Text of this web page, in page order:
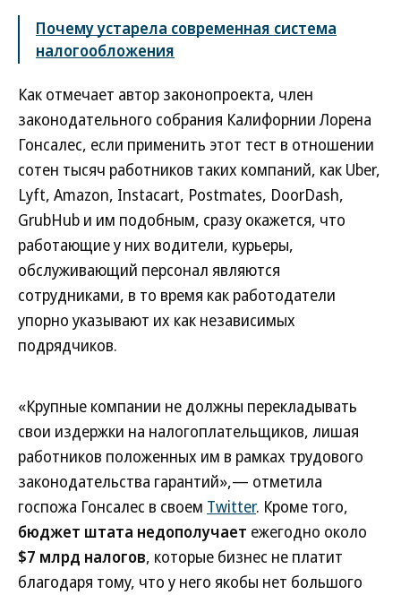
Почему устарела современная система
налогообложения
Как отмечает автор законопроекта, член
законодательного собрания Калифорнии Лорена
Гонсалес, если применить этот тест в отношении
сотен тысяч работников таких компаний, как Uber,
Lyft, Amazon, Instacart, Postmates, DoorDash,
GrubHub и им подобным, сразу окажется, что
работающие у них водители, курьеры,
обслуживающий персонал являются
сотрудниками, в то время как работодатели
упорно указывают их как независимых
подрядчиков.
«Крупные компании не должны перекладывать
свои издержки на налогоплательщиков, лишая
работников положенных им в рамках трудового
законодательства гарантий»,— отметила
госпожа Гонсалес в своем Twitter. Кроме того,
бюджет штата недополучает ежегодно около
$7 млрд налогов, которые бизнес не платит
благодаря тому, что у него якобы нет большого